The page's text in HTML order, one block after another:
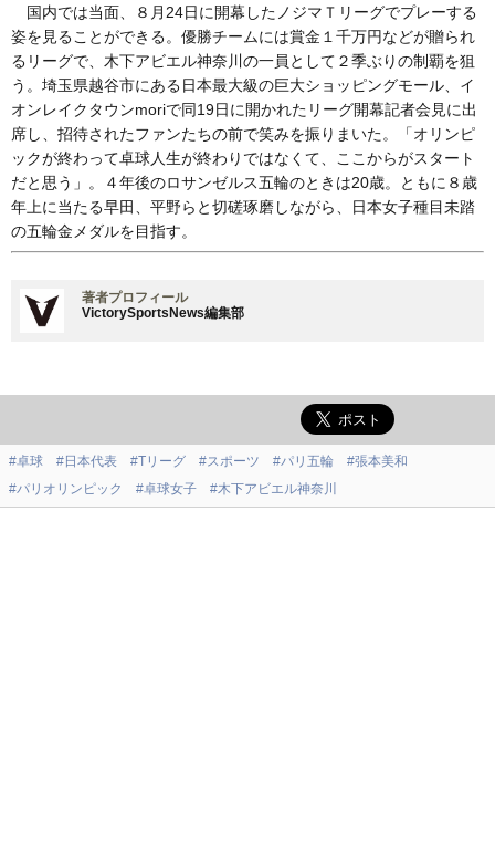
国内では当面、８月24日に開幕したノジマＴリーグでプレーする
姿を見ることができる。優勝チームには賞金１千万円などが贈られ
るリーグで、木下アビエル神奈川の一員として２季ぶりの制覇を狙
う。埼玉県越谷市にある日本最大級の巨大ショッピングモール、イ
オンレイクタウンmoriで同19日に開かれたリーグ開幕記者会見に出
席し、招待されたファンたちの前で笑みを振りまいた。「オリンピ
ックが終わって卓球人生が終わりではなくて、ここからがスタート
だと思う」。４年後のロサンゼルス五輪のときは20歳。ともに８歳
年上に当たる早田、平野らと切磋琢磨しながら、日本女子種目未踏
の五輪金メダルを目指す。
著者プロフィール
VictorySportsNews編集部
#卓球 #日本代表 #Tリーグ #スポーツ #パリ五輪
#張本美和
#パリオリンピック
#卓球女子 #木下アビエル神奈川